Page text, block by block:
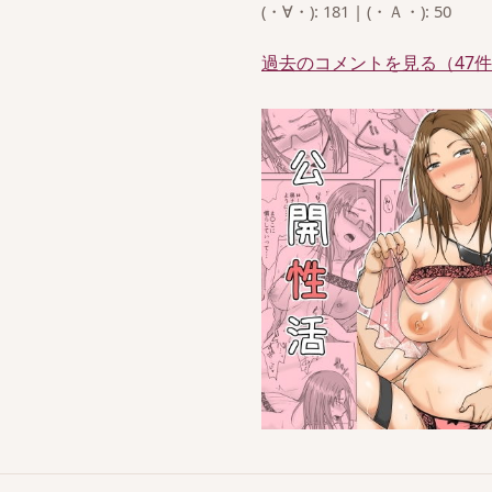
(・∀・): 181 | (・Ａ・): 50
過去のコメントを見る（47